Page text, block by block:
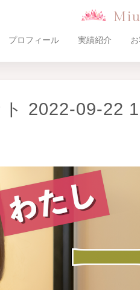
プロフィール 実績紹介
2022-09-22